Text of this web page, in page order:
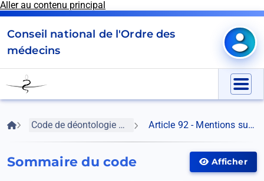
Aller au contenu principal
Menu
to
homepage
Conseil national de l'Ordre des
médecins
Mon
Fil
d'Ariane
AccueilCode de déontologie médicaleArticle 92 - Mentions sur les plaques
Sommaire du code
Afficher
Afficher
Panneau de gestion des cookies